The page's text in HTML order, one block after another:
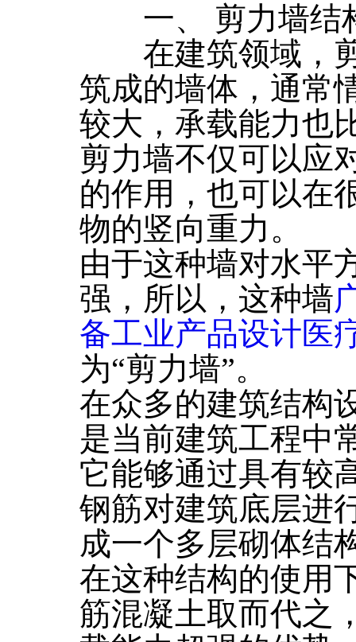
一、 剪力墙结
在建筑领域，剪
筑成的墙体，通常
较大，承载能力也
剪力墙不仅可以应
的作用，也可以在
物的竖向重力。
由于这种墙对水平
强，所以，这种墙
备工业产品设计医
为“剪力墙”。
在众多的建筑结构
是当前建筑工程中
它能够通过具有较
钢筋对建筑底层进
成一个多层砌体结
在这种结构的使用
筋混凝土取而代之